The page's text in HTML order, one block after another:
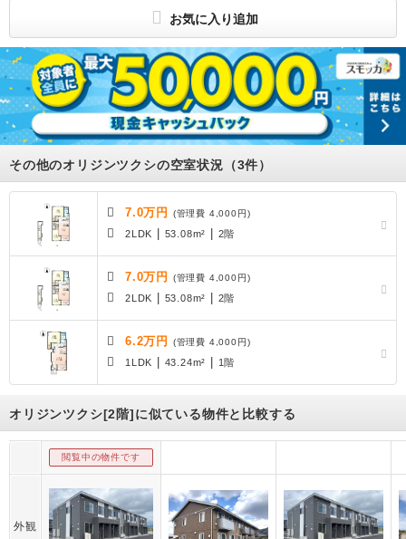
お気に入り追加
その他のオリジンツクシの空室状況（3件）
7.0万円 (管理費 4,000円)
2LDK | 53.08m² | 2階
7.0万円 (管理費 4,000円)
2LDK | 53.08m² | 2階
6.2万円 (管理費 4,000円)
1LDK | 43.24m² | 1階
オリジンツクシ[2階]に似ている物件と比較する
閲覧中の物件です
外観